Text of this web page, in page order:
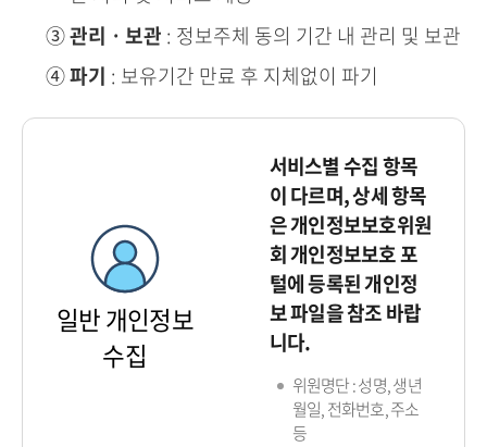
③관리ㆍ보관 : 정보주체 동의 기간 내 관리 및 보관
④파기 : 보유기간 만료 후 지체없이 파기
일반 개인정보
수집
서비스별 수집 항목
이 다르며, 상세 항목
은 개인정보보호위원
회 개인정보보호 포
털에 등록된 개인정
보 파일을 참조 바랍
니다.
위원명단 : 성명, 생년
월일, 전화번호, 주소
등